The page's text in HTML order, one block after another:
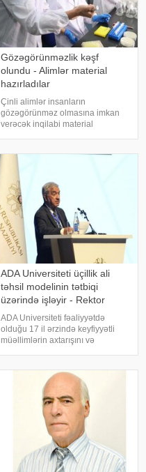
Gözəgörünməzlik kəşf
olundu - Alimlər material
hazırladılar
Çinli alimlər insanların
gözəgörünməz olmasına imkan
verəcək inqilabi material
Universitetinin tədqiqatçıları işıq
şəraitinə görə rəngini dəyişə bilən
unika
ADA Universiteti üçillik ali
təhsil modelinin tətbiqi
üzərində işləyir - Rektor
ADA Universiteti fəaliyyətdə
olduğu 17 il ərzində keyfiyyətli
müəllimlərin axtarışını və
istinadən xəbər verir ki, bunu ADA
Universitetinin rektoru, səfir Hafi